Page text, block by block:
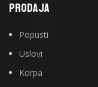
PRODAJA
Popusti
Uslovi
Korpa